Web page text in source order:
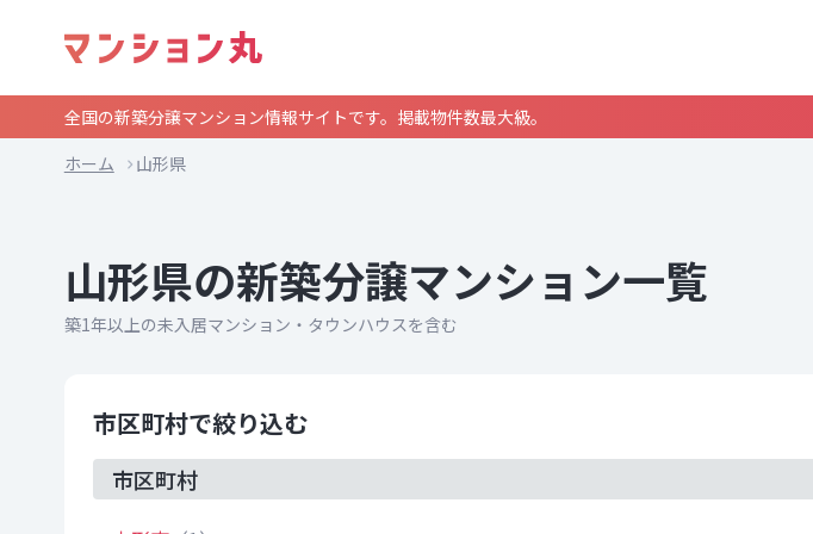
全国の新築分譲マンション情報サイトです。掲載物件数最大級。
ホーム
山形県
山形県の新築分譲マンション一覧
築1年以上の未入居マンション・タウンハウスを含む
市区町村で絞り込む
市区町村